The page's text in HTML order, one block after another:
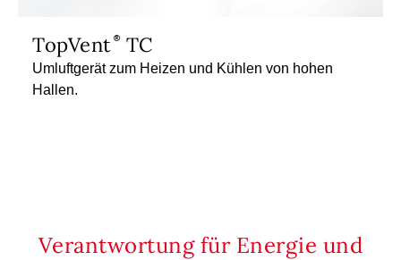
TopVent TC
Umluftgerät zum Heizen und Kühlen von hohen
Hallen.
Verantwortung für Energie und